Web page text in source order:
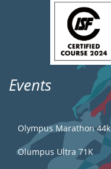
Events
Olympus Marathon 44k
Olumpus Ultra 71K